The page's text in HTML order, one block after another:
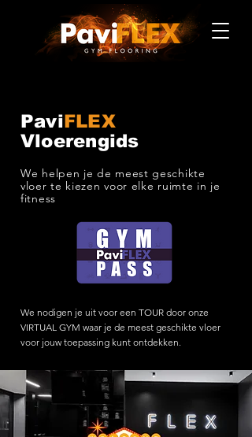
PaviFLEX
Vloerengids
We helpen je de meest geschikte
vloer te kiezen voor elke ruimte in je
fitness
We nodigen je uit voor een TOUR door onze
VIRTUAL GYM waar je de meest geschikte vloer
voor jouw toepassing kunt ontdekken.